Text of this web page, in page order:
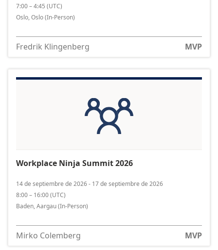
7:00 – 4:45 (UTC)
Oslo, Oslo(In-Person)
Fredrik Klingenberg MVP
Workplace Ninja Summit 2026
14 de septiembre de 2026 - 17 de septiembre de 2026
8:00 – 16:00(UTC)
Baden, Aargau(In-Person)
Mirko Colemberg MVP